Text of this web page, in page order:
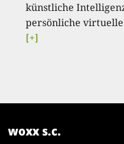
künstliche
persönliche
[+]
woxx s.c.